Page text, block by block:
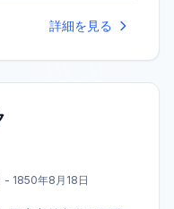
詳細を見る
- 1850年8月18日